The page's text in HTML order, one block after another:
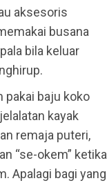
aksesoris
busana
bila keluar
pakai baju koko
kayak
remaja puteri,
“se-okem” ketika
Apalagi bagi yang